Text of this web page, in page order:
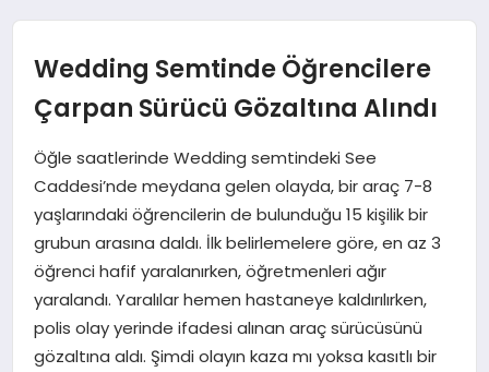
SAĞLIK
SPOR
TEKNOLOJI
Wedding Semtinde Öğrencilere
Çarpan Sürücü Gözaltına Alındı
Öğle saatlerinde Wedding semtindeki See
Caddesi’nde meydana gelen olayda, bir araç 7-8
yaşlarındaki öğrencilerin de bulunduğu 15 kişilik bir
grubun arasına daldı. İlk belirlemelere göre, en az 3
öğrenci hafif yaralanırken, öğretmenleri ağır
yaralandı. Yaralılar hemen hastaneye kaldırılırken,
polis olay yerinde ifadesi alınan araç sürücüsünü
gözaltına aldı. Şimdi olayın kaza mı yoksa kasıtlı bir